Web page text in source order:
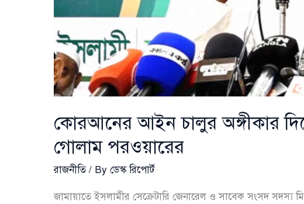
কোরআনের আইন চালুর অঙ্গীকার
গোলাম পরওয়ারের
রাজনীতি/ By ডেস্ক রিপোর্ট
জামায়াতে ইসলামীর সেক্রেটারি জেনারেল ও সাবেক সংসদ